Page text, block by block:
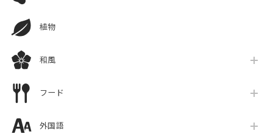
植物
和風
フード
外国語